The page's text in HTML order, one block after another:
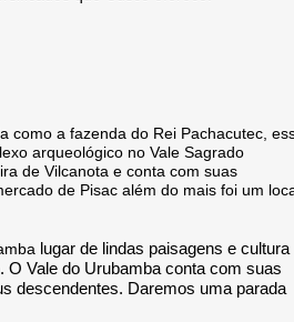
como a fazenda do Rei Pachacutec,
arqueológico no Vale Sagrado
de Vilcanota e conta com suas
de Pisac além do mais foi um
lugar de lindas paisagens e cultura
O Vale do Urubamba conta com suas
descendentes. Daremos uma parada